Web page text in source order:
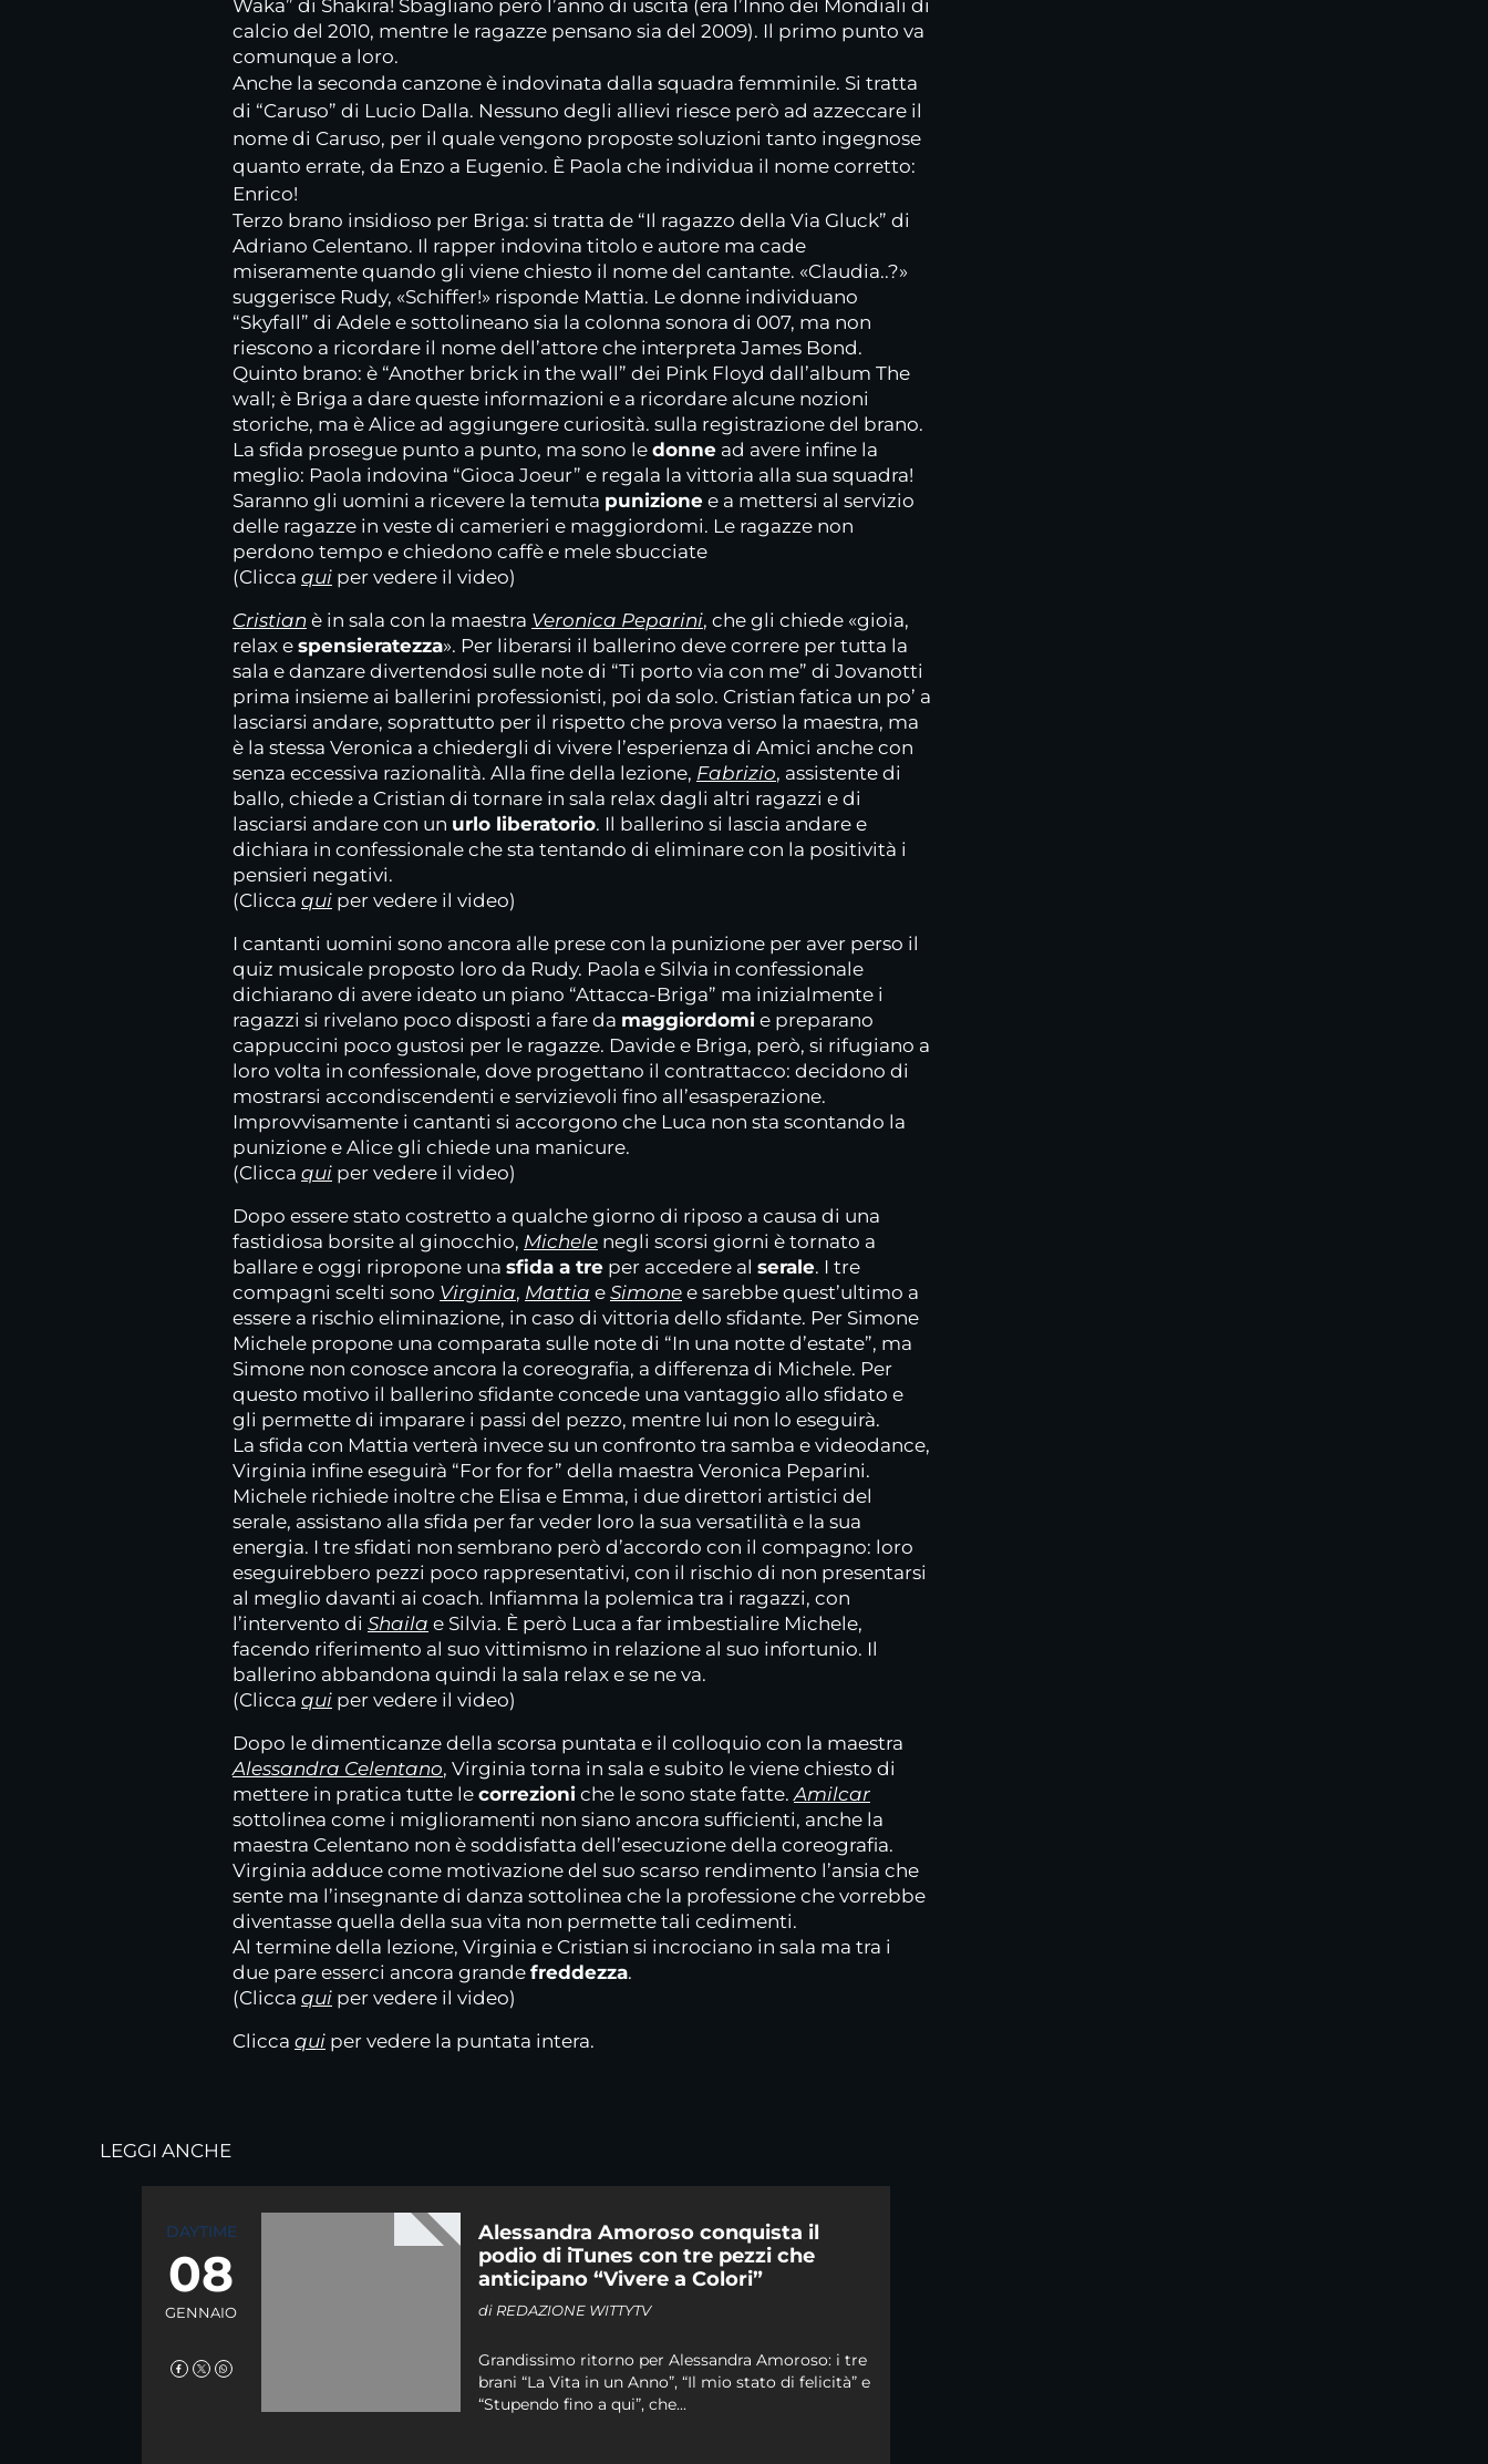
Waka” di Shakira! Sbagliano però l’anno di uscita (era l’Inno dei Mondiali di
calcio del 2010, mentre le ragazze pensano sia del 2009). Il primo punto va
comunque a loro.
Anche la seconda canzone è indovinata dalla squadra femminile. Si tratta
di “Caruso” di Lucio Dalla. Nessuno degli allievi riesce però ad azzeccare il
nome di Caruso, per il quale vengono proposte soluzioni tanto ingegnose
quanto errate, da Enzo a Eugenio. È Paola che individua il nome corretto:
Enrico!
Terzo brano insidioso per Briga: si tratta de “Il ragazzo della Via Gluck” di
Adriano Celentano. Il rapper indovina titolo e autore ma cade
miseramente quando gli viene chiesto il nome del cantante. «Claudia..?»
suggerisce Rudy, «Schiffer!» risponde Mattia. Le donne individuano
“Skyfall” di Adele e sottolineano sia la colonna sonora di 007, ma non
riescono a ricordare il nome dell’attore che interpreta James Bond.
Quinto brano: è “Another brick in the wall” dei Pink Floyd dall’album The
wall; è Briga a dare queste informazioni e a ricordare alcune nozioni
storiche, ma è Alice ad aggiungere curiosità. sulla registrazione del brano.
La sfida prosegue punto a punto, ma sono le donne ad avere infine la
meglio: Paola indovina “Gioca Joeur” e regala la vittoria alla sua squadra!
Saranno gli uomini a ricevere la temuta punizione e a mettersi al servizio
delle ragazze in veste di camerieri e maggiordomi. Le ragazze non
perdono tempo e chiedono caffè e mele sbucciate
(Clicca qui per vedere il video)
Cristian è in sala con la maestra Veronica Peparini, che gli chiede «gioia,
relax e spensieratezza». Per liberarsi il ballerino deve correre per tutta la
sala e danzare divertendosi sulle note di “Ti porto via con me” di Jovanotti
prima insieme ai ballerini professionisti, poi da solo. Cristian fatica un po’ a
lasciarsi andare, soprattutto per il rispetto che prova verso la maestra, ma
è la stessa Veronica a chiedergli di vivere l’esperienza di Amici anche con
senza eccessiva razionalità. Alla fine della lezione, Fabrizio, assistente di
ballo, chiede a Cristian di tornare in sala relax dagli altri ragazzi e di
lasciarsi andare con un urlo liberatorio. Il ballerino si lascia andare e
dichiara in confessionale che sta tentando di eliminare con la positività i
pensieri negativi.
(Clicca qui per vedere il video)
I cantanti uomini sono ancora alle prese con la punizione per aver perso il
quiz musicale proposto loro da Rudy. Paola e Silvia in confessionale
dichiarano di avere ideato un piano “Attacca-Briga” ma inizialmente i
ragazzi si rivelano poco disposti a fare da maggiordomi e preparano
cappuccini poco gustosi per le ragazze. Davide e Briga, però, si rifugiano a
loro volta in confessionale, dove progettano il contrattacco: decidono di
mostrarsi accondiscendenti e servizievoli fino all’esasperazione.
Improvvisamente i cantanti si accorgono che Luca non sta scontando la
punizione e Alice gli chiede una manicure.
(Clicca qui per vedere il video)
Dopo essere stato costretto a qualche giorno di riposo a causa di una
fastidiosa borsite al ginocchio, Michele negli scorsi giorni è tornato a
ballare e oggi ripropone una sfida a tre per accedere al serale. I tre
compagni scelti sono Virginia, Mattia e Simone e sarebbe quest’ultimo a
essere a rischio eliminazione, in caso di vittoria dello sfidante. Per Simone
Michele propone una comparata sulle note di “In una notte d’estate”, ma
Simone non conosce ancora la coreografia, a differenza di Michele. Per
questo motivo il ballerino sfidante concede una vantaggio allo sfidato e
gli permette di imparare i passi del pezzo, mentre lui non lo eseguirà.
La sfida con Mattia verterà invece su un confronto tra samba e videodance,
Virginia infine eseguirà “For for for” della maestra Veronica Peparini.
Michele richiede inoltre che Elisa e Emma, i due direttori artistici del
serale, assistano alla sfida per far veder loro la sua versatilità e la sua
energia. I tre sfidati non sembrano però d’accordo con il compagno: loro
eseguirebbero pezzi poco rappresentativi, con il rischio di non presentarsi
al meglio davanti ai coach. Infiamma la polemica tra i ragazzi, con
l’intervento di Shaila e Silvia. È però Luca a far imbestialire Michele,
facendo riferimento al suo vittimismo in relazione al suo infortunio. Il
ballerino abbandona quindi la sala relax e se ne va.
(Clicca qui per vedere il video)
Dopo le dimenticanze della scorsa puntata e il colloquio con la maestra
Alessandra Celentano, Virginia torna in sala e subito le viene chiesto di
mettere in pratica tutte le correzioni che le sono state fatte. Amilcar
sottolinea come i miglioramenti non siano ancora sufficienti, anche la
maestra Celentano non è soddisfatta dell’esecuzione della coreografia.
Virginia adduce come motivazione del suo scarso rendimento l’ansia che
sente ma l’insegnante di danza sottolinea che la professione che vorrebbe
diventasse quella della sua vita non permette tali cedimenti.
Al termine della lezione, Virginia e Cristian si incrociano in sala ma tra i
due pare esserci ancora grande freddezza.
(Clicca qui per vedere il video)
Clicca qui per vedere la puntata intera.
LEGGI ANCHE
DAYTIME
08
GENNAIO
Alessandra Amoroso conquista il
podio di iTunes con tre pezzi che
anticipano “Vivere a Colori”
di REDAZIONE WITTYTV
Grandissimo ritorno per Alessandra Amoroso: i tre
brani “La Vita in un Anno”, “Il mio stato di felicità” e
“Stupendo fino a qui”, che...